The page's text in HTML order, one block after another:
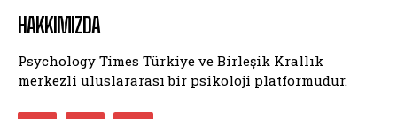
HAKKIMIZDA
Psychology Times Türkiye ve Birleşik Krallık
merkezli uluslararası bir psikoloji platformudur.